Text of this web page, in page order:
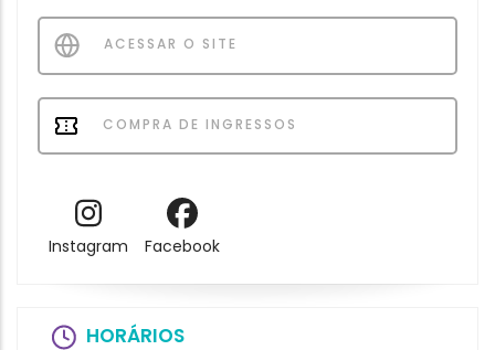
ACESSAR O SITE
COMPRA DE INGRESSOS
Instagram Facebook
HORÁRIOS